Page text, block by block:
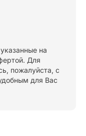
на
Для
пожалуйста, с
для Вас